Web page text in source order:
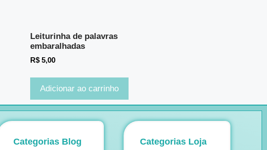
Leiturinha de palavras
embaralhadas
R$ 5,00
Adicionar ao carrinho
Categorias Blog Categorias Loja